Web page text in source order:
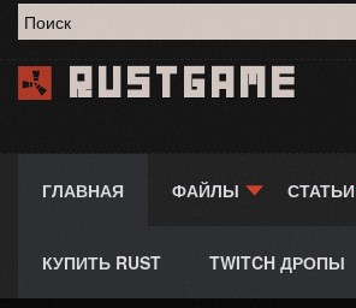
Форма поиска
Rustgame
ГЛАВНАЯ ФАЙЛЫ СТАТЬИ
КУПИТЬ RUST TWITCH ДРОПЫ